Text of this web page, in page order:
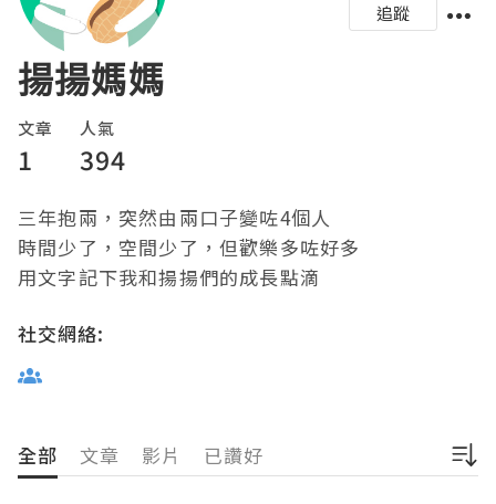
追蹤
揚揚媽媽
文章
1
人氣
394
三年抱兩，突然由兩口子變咗4個人
時間少了，空間少了，但歡樂多咗好多
用文字記下我和揚揚們的成長點滴
社交網絡:
全部 文章 影片 已讚好